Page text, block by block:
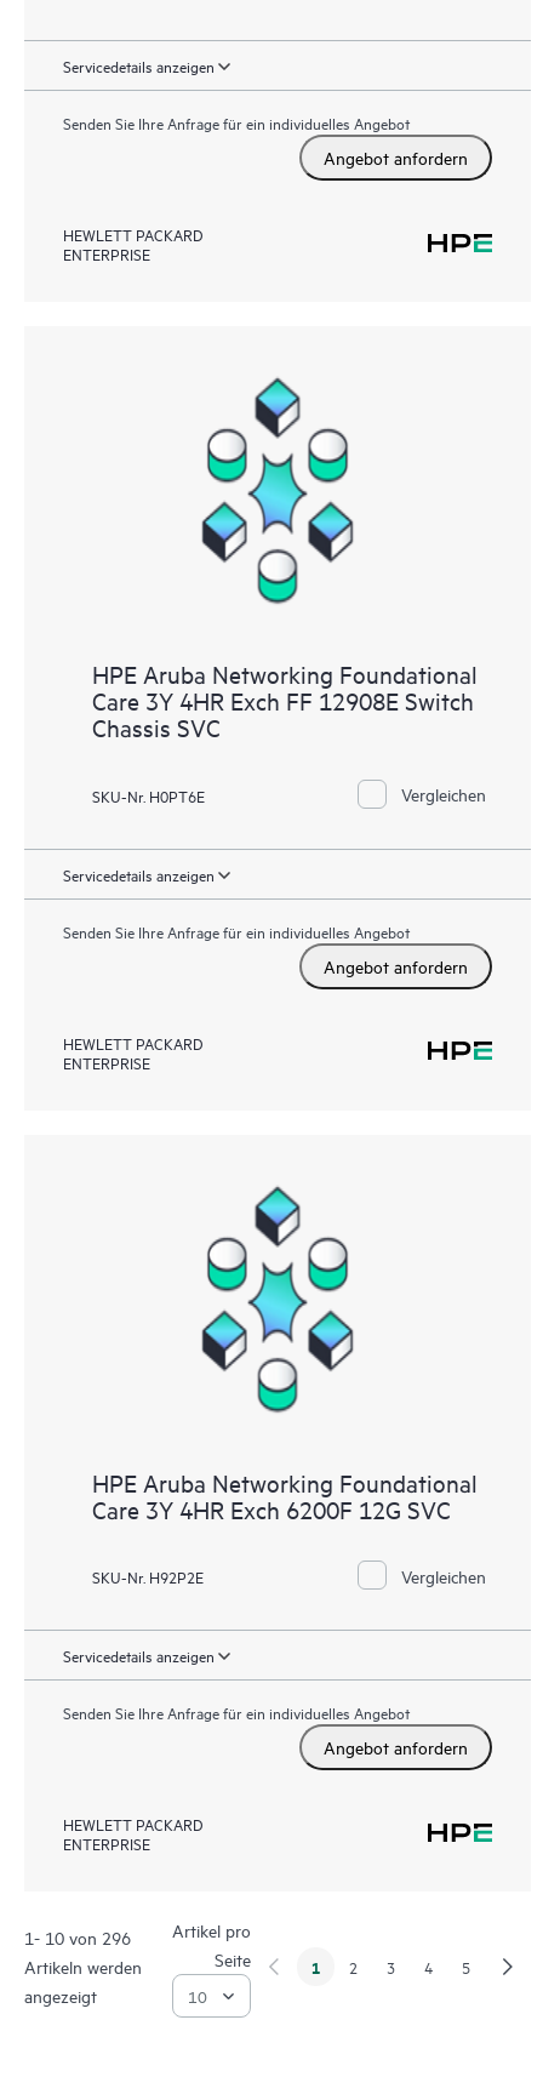
Servicedetails anzeigen
Senden Sie Ihre Anfrage für ein individuelles Angebot
Angebot anfordern
HEWLETT PACKARD
ENTERPRISE
HPE Aruba Networking Foundational
Care 3Y 4HR Exch FF 12908E Switch
Chassis SVC
SKU-Nr. H0PT6E Vergleichen
Servicedetails anzeigen
Senden Sie Ihre Anfrage für ein individuelles Angebot
Angebot anfordern
HEWLETT PACKARD
ENTERPRISE
HPE Aruba Networking Foundational
Care 3Y 4HR Exch 6200F 12G SVC
SKU-Nr. H92P2E Vergleichen
Servicedetails anzeigen
Senden Sie Ihre Anfrage für ein individuelles Angebot
Angebot anfordern
HEWLETT PACKARD
ENTERPRISE
1- 10 von 296
Artikeln werden
angezeigt
Artikel pro
Seite
1 2 3 4 5